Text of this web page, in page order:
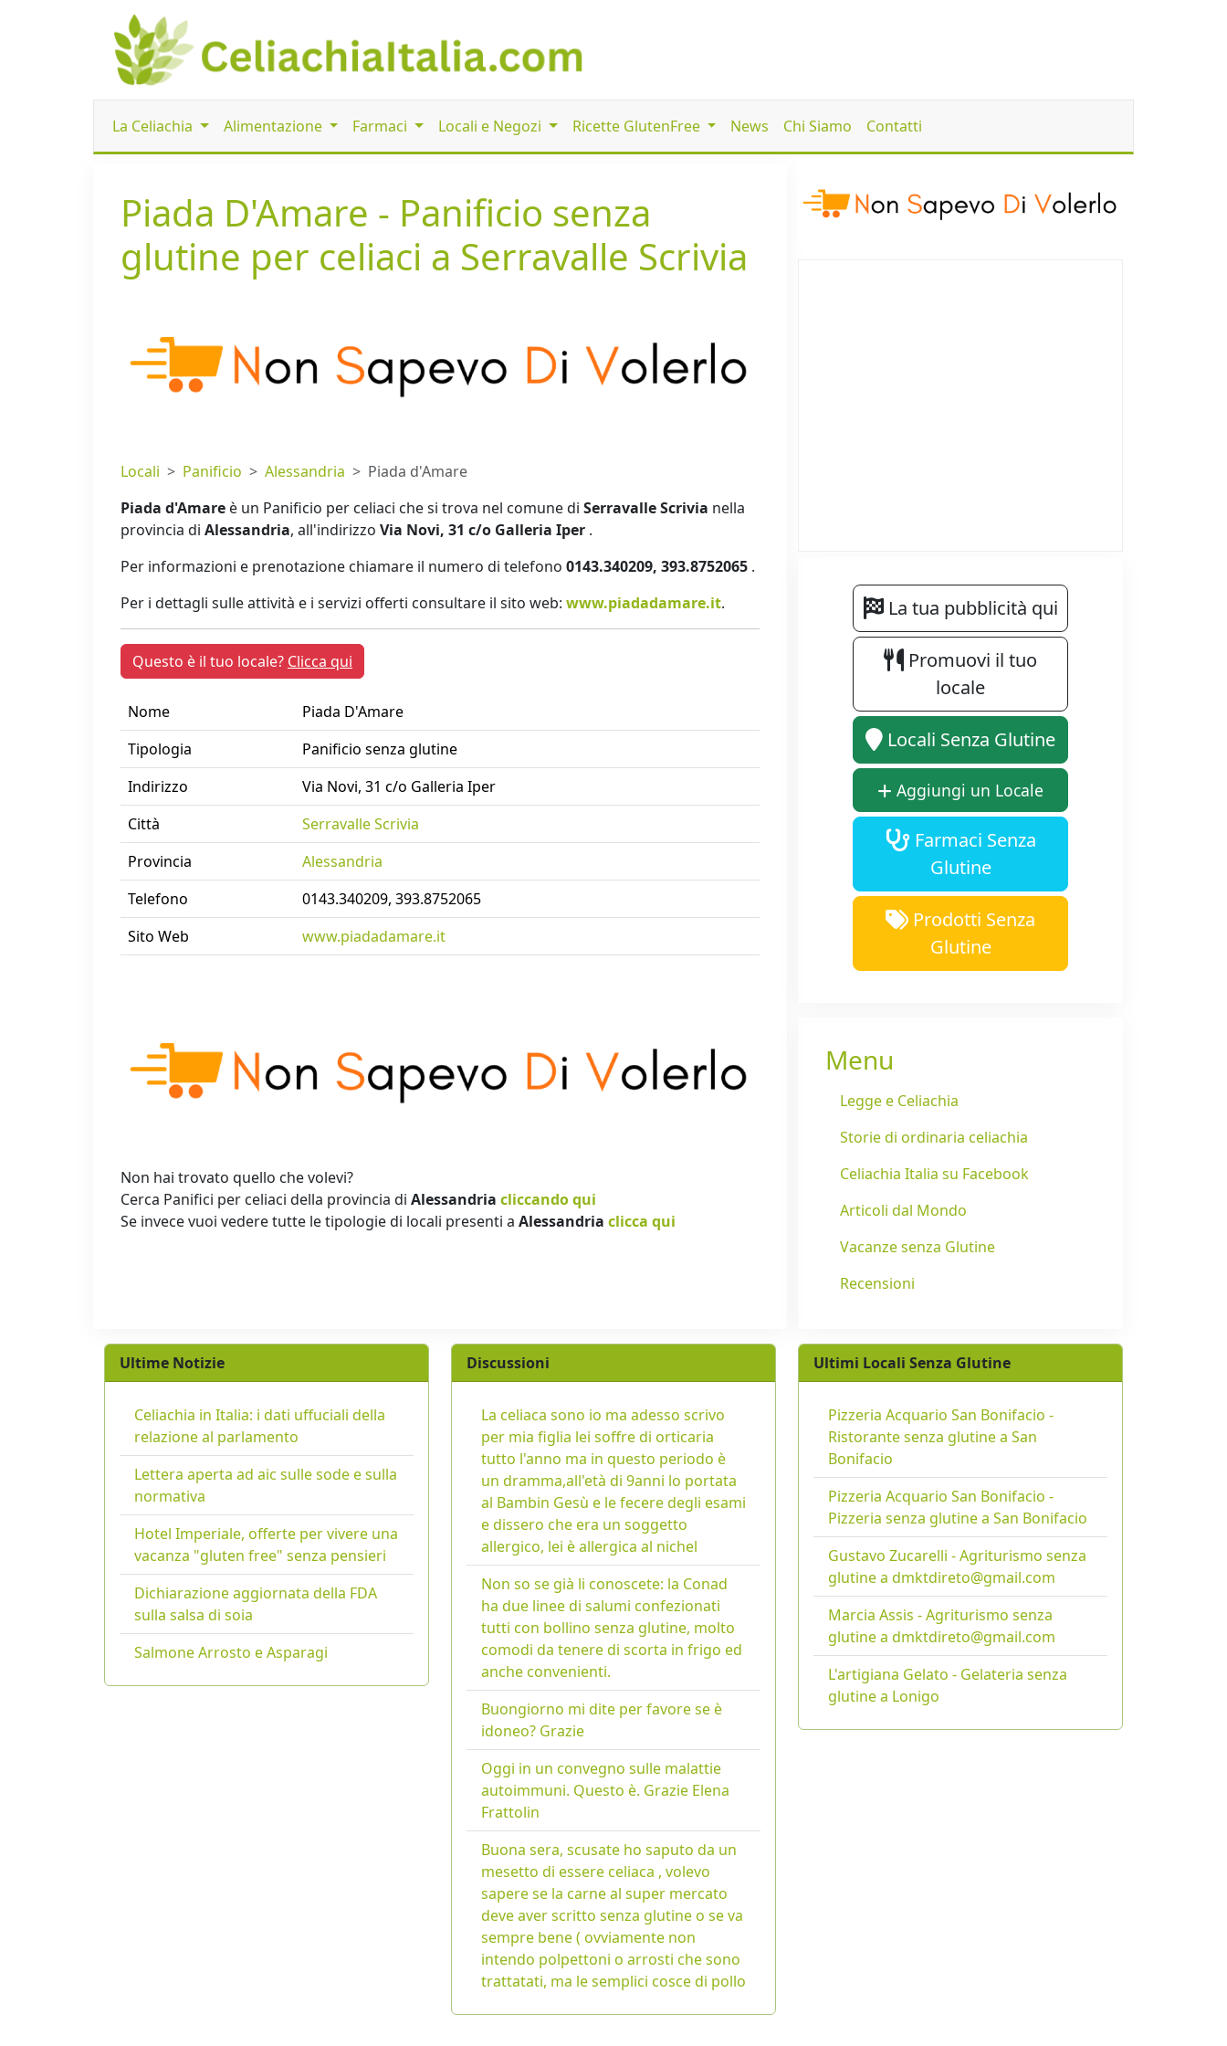
La Celiachia Alimentazione Farmaci Locali e Negozi Ricette GlutenFree News Chi Siamo Contatti
Piada D'Amare - Panificio senza
glutine per celiaci a Serravalle Scrivia
Locali Panificio Alessandria
Piada d'Amare
Piada d'Amare è un Panificio per celiaci che si trova nel comune di Serravalle Scrivia nella
provincia di Alessandria, all'indirizzo Via Novi, 31 c/o Galleria Iper .
Per informazioni e prenotazione chiamare il numero di telefono 0143.340209, 393.8752065 .
Per i dettagli sulle attività e i servizi offerti consultare il sito web: www.piadadamare.it.
Questo è il tuo locale? Clicca qui
Nome
Piada D'Amare
Tipologia
Panificio senza glutine
Indirizzo
Via Novi, 31 c/o Galleria Iper
Città
Serravalle Scrivia
Provincia
Alessandria
Telefono
0143.340209, 393.8752065
Sito Web
www.piadadamare.it
Non hai trovato quello che volevi?
Cerca Panifici per celiaci della provincia di Alessandria cliccando qui
Se invece vuoi vedere tutte le tipologie di locali presenti a Alessandria clicca qui
La tua pubblicità qui
Promuovi il tuo
locale
Locali Senza Glutine
Aggiungi un Locale
Farmaci Senza
Glutine
Prodotti Senza
Glutine
Menu
Legge e Celiachia
Storie di ordinaria celiachia
Celiachia Italia su Facebook
Articoli dal Mondo
Vacanze senza Glutine
Recensioni
Ultime Notizie
Celiachia in Italia: i dati uffuciali della
relazione al parlamento
Lettera aperta ad aic sulle sode e sulla
normativa
Hotel Imperiale, offerte per vivere una
vacanza "gluten free" senza pensieri
Dichiarazione aggiornata della FDA
sulla salsa di soia
Salmone Arrosto e Asparagi
Discussioni
La celiaca sono io ma adesso scrivo
per mia figlia lei soffre di orticaria
tutto l'anno ma in questo periodo è
un dramma,all'età di 9anni lo portata
al Bambin Gesù e le fecere degli esami
e dissero che era un soggetto
allergico, lei è allergica al nichel
Non so se già li conoscete: la Conad
ha due linee di salumi confezionati
tutti con bollino senza glutine, molto
comodi da tenere di scorta in frigo ed
anche convenienti.
Buongiorno mi dite per favore se è
idoneo? Grazie
Oggi in un convegno sulle malattie
autoimmuni. Questo è. Grazie Elena
Frattolin
Buona sera, scusate ho saputo da un
mesetto di essere celiaca , volevo
sapere se la carne al super mercato
deve aver scritto senza glutine o se va
sempre bene ( ovviamente non
intendo polpettoni o arrosti che sono
trattatati, ma le semplici cosce di pollo
Ultimi Locali Senza Glutine
Pizzeria Acquario San Bonifacio -
Ristorante senza glutine a San
Bonifacio
Pizzeria Acquario San Bonifacio -
Pizzeria senza glutine a San Bonifacio
Gustavo Zucarelli - Agriturismo senza
glutine a dmktdireto@gmail.com
Marcia Assis - Agriturismo senza
glutine a dmktdireto@gmail.com
L'artigiana Gelato - Gelateria senza
glutine a Lonigo